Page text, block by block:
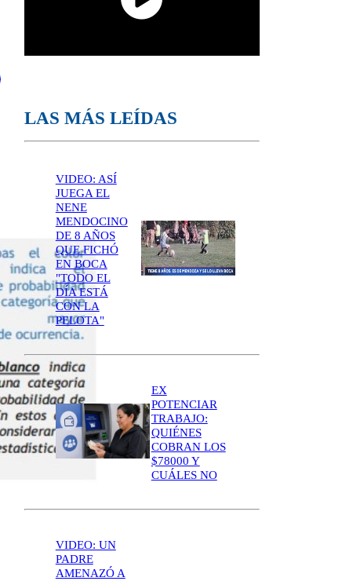
LAS MÁS LEÍDAS
VIDEO: ASÍ
JUEGA EL
NENE
MENDOCINO
DE 8 AÑOS
QUE FICHÓ
EN BOCA
"TODO EL
DÍA ESTÁ
CON LA
PELOTA"
EX
POTENCIAR
TRABAJO:
QUIÉNES
COBRAN LOS
$78000 Y
CUÁLES NO
VIDEO: UN
PADRE
AMENAZÓ A